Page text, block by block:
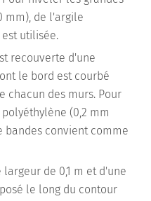
mm), de l'argile
est utilisée.
recouverte d'une
le bord est courbé
chacun des murs. Pour
(0,2 mm
bandes convient comme
de 0,1 m et d'une
le long du contour